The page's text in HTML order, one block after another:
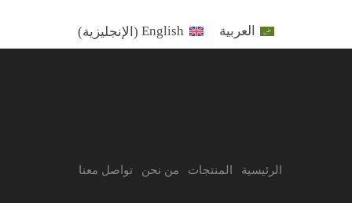
العربية English
( الإنجليزية)
الرئيسية المنتجات من نحن تواصل معنا